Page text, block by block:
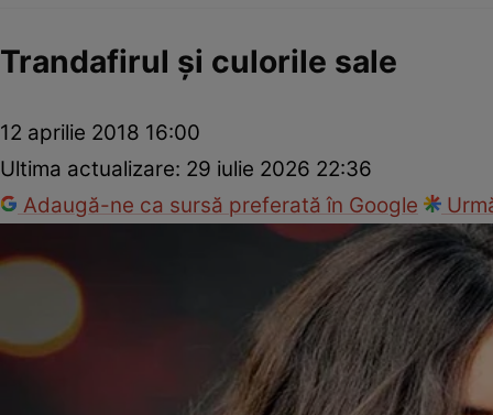
Trandafirul şi culorile sale
12 aprilie 2018 16:00
Ultima actualizare: 29 iulie 2026 22:36
Adaugă-ne ca sursă preferată în Google